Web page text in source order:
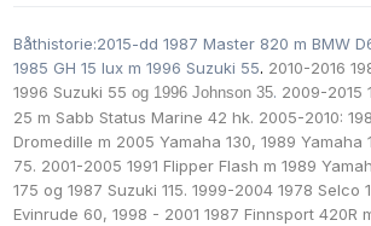
Båthistorie:2015-dd 1987 Master 820 m BMW
1985 GH 15 lux m 1996 Suzuki 55. 2010-2016
1996 Suzuki 55 og 1996 Johnson 35. 2009-2015
25 m Sabb Status Marine 42 hk. 2005-2010:
Dromedille m 2005 Yamaha 130, 1989 Yamaha
75. 2001-2005 1991 Flipper Flash m 1989
175 og 1987 Suzuki 115. 1999-2004 1978 Selco
Evinrude 60, 1998 - 2001 1987 Finnsport 420R